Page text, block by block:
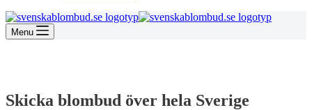
Menu
Skicka blombud över hela Sverige